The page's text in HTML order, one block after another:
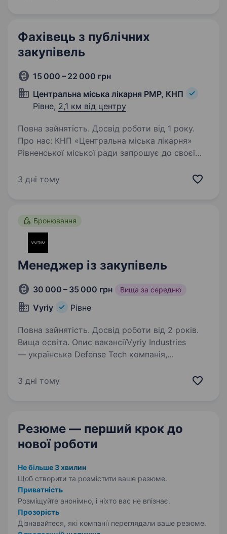
Фахівець з публічних
закупівель
15 000 – 22 000 грн
Центральна міська лікарня РМР, КНП
Рівне, 2,1 км від центру
Повна зайнятість. Досвід роботи від 1 року.
Про нас: КНП «Центральна міська лікарня»
Рівненської міської ради запрошує до своєї
Основні обов’язки: організація та супровід
3 дні тому
Бронювання
Менеджер із закупівель
30 000 – 35 000 грн Вища за середню
Vyriy Рівне
Повна зайнятість. Досвід роботи від 2 років.
Вища освіта. Опис вакансіїVyriy Industries
— українська Defense Tech компанія,
системи для роботи в реальних бойових
3 дні тому
Резюме — перший крок до
нової роботи
Не більше 3 хвилин
Щоб створити та розмістити ваше резюме.
Приватність
Розміщуйте анонімно, і ніхто вас не впізнає.
Прозорість
Дізнавайтеся, які компанії переглядали ваше резюме.